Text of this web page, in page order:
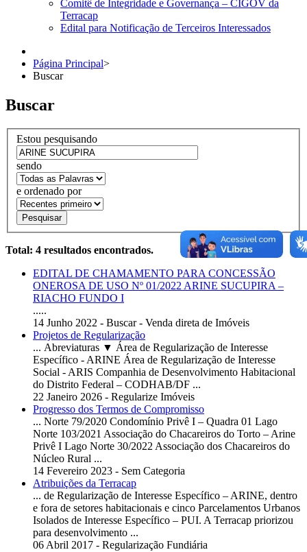
Comitê de Integridade e Governança – CIGOV da
Terracap
Edital para Notificação de Terceiros Interessados
Página Principal>
Buscar
Buscar
Estou pesquisando
sendo
e ordenado por
Pesquisar
Total: 4 resultados encontrados.
EDITAL DE CHAMAMENTO PARA CONCESSÃO
ONEROSA DE USO Nº 01/2022 ARINE SUCUPIRA –
RIACHO FUNDO I
.....
14 Junho 2022 - Buscar - Venda direta de Imóveis
Projetos de Regularização
... Abreviaturas ▼ Área de Regularização de Interesse
Específico - ARINE Área de Regularização de Interesse
Social - ARIS Companhia de Desenvolvimento Habitacional
do Distrito Federal – CODHAB/DF ...
22 Janeiro 2026 - Regularize Imóveis
Progresso dos Termos de Compromisso
... Norte 79/2020 Condomínio Privê I – Quadra 01 Lago
Norte 103/2021 Associação do Chacareiros do Torto – Arine
Privê I Lago Norte 30/2022 Associação dos Chacareiros do
Núcleo Rural ...
14 Fevereiro 2023 - Sem Categoria
Atribuições da Terracap
... de Regularização de Interesse Específico – ARINE, dentro
e fora de setores habitacionais e cinco Parcelamentos Urbanos
Isolados de Interesse Específico – PUI. A Terracap priorizou
para desenvolvimento ...
06 Abril 2017 - Regularização Fundiária